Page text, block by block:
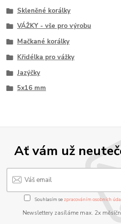
Skleněné korálky
VÁŽKY - vše pro výrobu
Mačkané korálky
Křidélka pro vážky
Jazýčky
5x16 mm
Ať vám už
Souhlasím se zpracováním osobních
Newslettery zasíláme max. 2x